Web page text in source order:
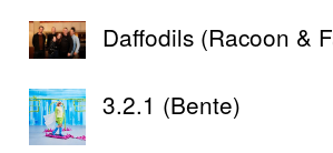
Daffodils (Racoon &
3.2.1 (Bente)